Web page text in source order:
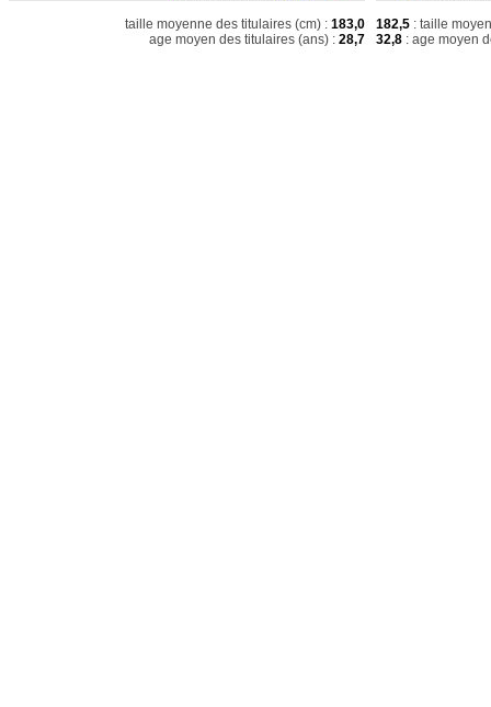
taille moyenne des titulaires (cm) : 183,0
age moyen des titulaires (ans) : 28,7
182,5 : taille
32,8 : age moyen